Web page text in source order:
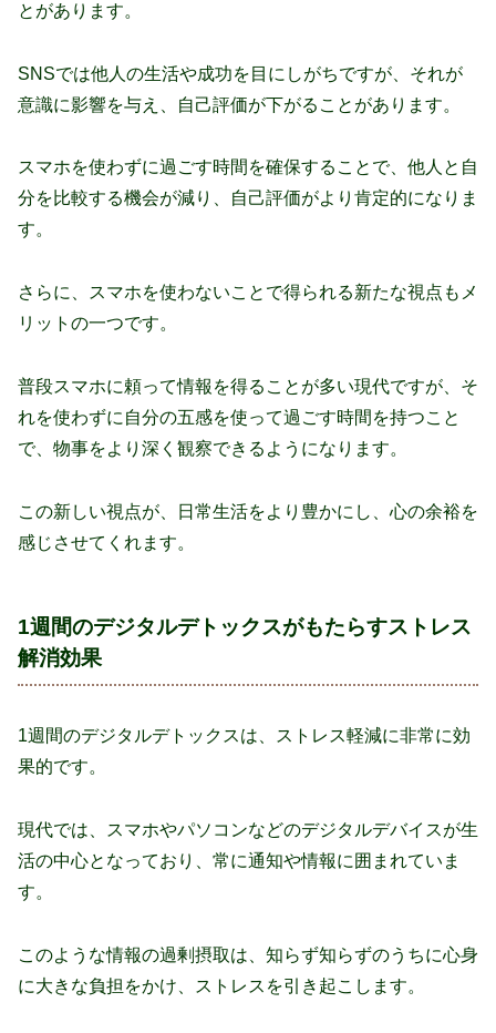
とがあります。
SNSでは他人の生活や成功を目にしがちですが、それが
意識に影響を与え、自己評価が下がることがあります。
スマホを使わずに過ごす時間を確保することで、他人と自
分を比較する機会が減り、自己評価がより肯定的になりま
す。
さらに、スマホを使わないことで得られる新たな視点もメ
リットの一つです。
普段スマホに頼って情報を得ることが多い現代ですが、そ
れを使わずに自分の五感を使って過ごす時間を持つこと
で、物事をより深く観察できるようになります。
この新しい視点が、日常生活をより豊かにし、心の余裕を
感じさせてくれます。
1週間のデジタルデトックスがもたらすストレス
解消効果
1週間のデジタルデトックスは、ストレス軽減に非常に効
果的です。
現代では、スマホやパソコンなどのデジタルデバイスが生
活の中心となっており、常に通知や情報に囲まれていま
す。
このような情報の過剰摂取は、知らず知らずのうちに心身
に大きな負担をかけ、ストレスを引き起こします。